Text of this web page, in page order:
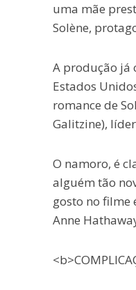
uma mãe
Solène,
A produção já
Estados
romance de
Galitzine),
O namoro, é
alguém tão
gosto no filme
Anne